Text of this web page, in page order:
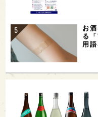
お
る
用